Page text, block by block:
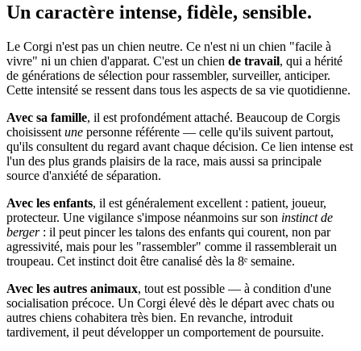
Un caractère intense, fidèle, sensible.
Le Corgi n'est pas un chien neutre. Ce n'est ni un chien "facile à
vivre" ni un chien d'apparat. C'est un chien de travail, qui a hérité
de générations de sélection pour rassembler, surveiller, anticiper.
Cette intensité se ressent dans tous les aspects de sa vie quotidienne.
Avec sa famille, il est profondément attaché. Beaucoup de Corgis
choisissent une personne référente — celle qu'ils suivent partout,
qu'ils consultent du regard avant chaque décision. Ce lien intense est
l'un des plus grands plaisirs de la race, mais aussi sa principale
source d'anxiété de séparation.
Avec les enfants, il est généralement excellent : patient, joueur,
protecteur. Une vigilance s'impose néanmoins sur son instinct de
berger: il peut pincer les talons des enfants qui courent, non par
agressivité, mais pour les "rassembler" comme il rassemblerait un
troupeau. Cet instinct doit être canalisé dès la 8ᵉ semaine.
Avec les autres animaux, tout est possible — à condition d'une
socialisation précoce. Un Corgi élevé dès le départ avec chats ou
autres chiens cohabitera très bien. En revanche, introduit
tardivement, il peut développer un comportement de poursuite.